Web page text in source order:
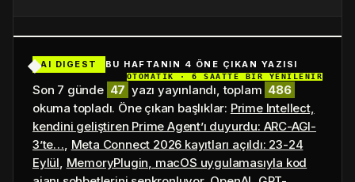
AI DIGEST BU HAFTANIN 4 ÖNE ÇIKAN YAZISI
OTOMATİK · 6 SAATTE BİR YENİLENİR
Son 7 günde 47 yazı yayınlandı, toplam 486
okuma topladı. Öne çıkan başlıklar: Prime Intellect,
kendini geliştiren Prime Agent’ı duyurdu: ARC-AGI-
3’te…, Meta Connect 2026 kayıtları açıldı: 23-24
Eylül, MemoryPlugin, macOS uygulamasıyla kod